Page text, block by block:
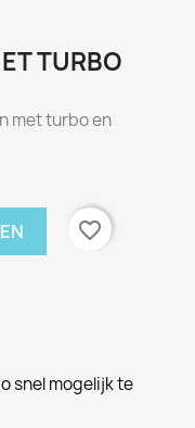
TURBO
met turbo en
favorite_border
snel mogelijk te